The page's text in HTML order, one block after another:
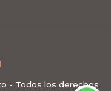
- Todos los derechos